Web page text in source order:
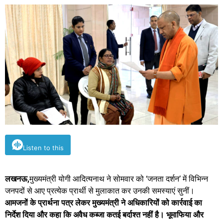
Listen to this
लखनऊ,मुख्यमंत्री योगी आदित्यनाथ ने सोमवार को ‘जनता दर्शन’ में विभिन्न
जनपदों से आए प्रत्येक प्रार्थी से मुलाकात कर उनकी समस्याएं सुनीं।
आमजनों के प्रार्थना पत्र लेकर मुख्यमंत्री ने अधिकारियों को कार्रवाई का
निर्देश दिया और कहा कि अवैध कब्जा कतई बर्दाश्त नहीं है। भूमाफिया और